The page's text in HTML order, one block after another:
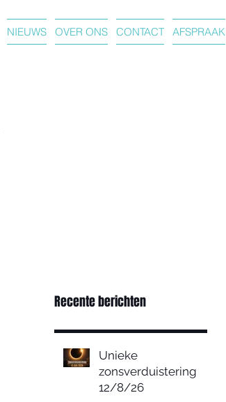
NIEUWS OVER ONS CONTACT AFSPRAAK
Recente berichten
Unieke
zonsverduistering
12/8/26